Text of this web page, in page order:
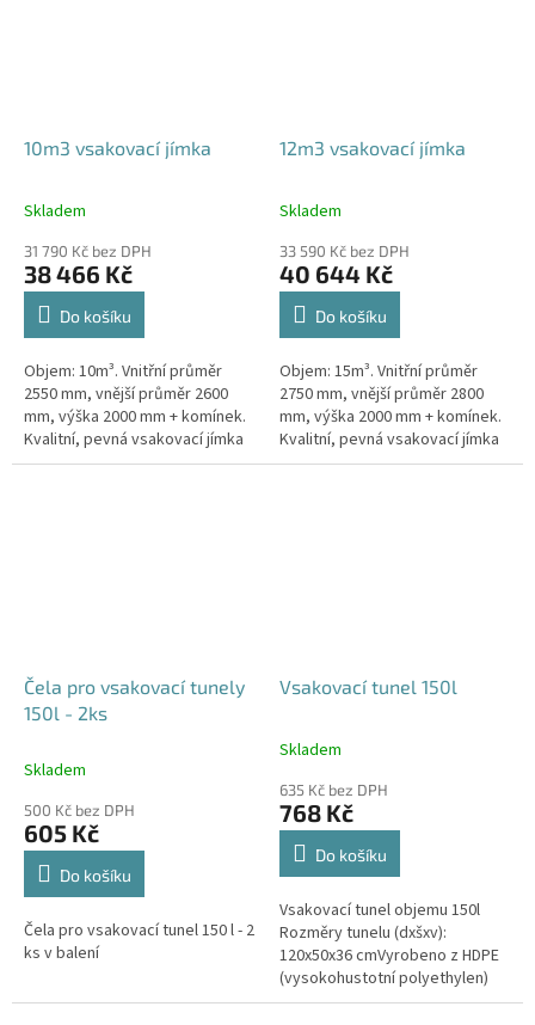
10m3 vsakovací jímka
Průměrné
produktu
je
5,0
hvězdiček.
Skladem
31 790 Kč bez DPH
38 466 Kč
Do košíku
Objem: 10m³. Vnitřní průměr
2550 mm, vnější průměr 2600
mm, výška 2000 mm + komínek.
Kvalitní, pevná vsakovací jímka
(nádrž) bez potřeby
12m3 vsakovací jímka
Průměrné
produktu
je
5,0
hvězdiček.
Skladem
33 590 Kč bez DPH
40 644 Kč
Do košíku
Objem: 15m³. Vnitřní průměr
2750 mm, vnější průměr 2800
mm, výška 2000 mm + komínek.
Kvalitní, pevná vsakovací jímka
(nádrž) bez potřeby
Čela pro vsakovací tunely
150l - 2ks
Skladem
500 Kč bez DPH
605 Kč
Do košíku
Čela pro vsakovací tunel 150 l - 2
ks v balení
Vsakovací tunel 150l
Průměrné
produktu
je
4,6
hvězdiček.
Skladem
635 Kč bez DPH
768 Kč
Do košíku
Vsakovací tunel objemu 150l
Rozměry tunelu (dxšxv):
120x50x36 cmVyrobeno z HDPE
(vysokohustotní polyethylen)
Nosnost bloků až 3,5t - možno